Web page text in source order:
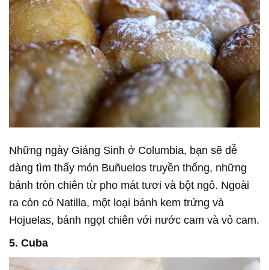
Những ngày Giáng Sinh ở Columbia, bạn sẽ dễ
dàng tìm thấy món Buñuelos truyền thống, những
bánh tròn chiên từ pho mát tươi và bột ngô. Ngoài
ra còn có Natilla, một loại bánh kem trứng và
Hojuelas, bánh ngọt chiên với nước cam và vỏ cam.
5. Cuba